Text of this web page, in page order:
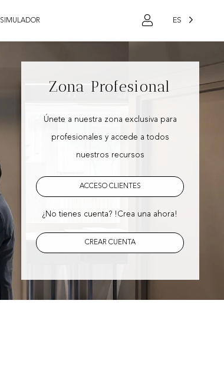
SIMULADOR ES
Zona Profesional
Únete a nuestra zona exclusiva para
profesionales y accede a todos
nuestros recursos
ACCESO CLIENTES
¿No tienes cuenta? !Crea una ahora!
CREAR CUENTA